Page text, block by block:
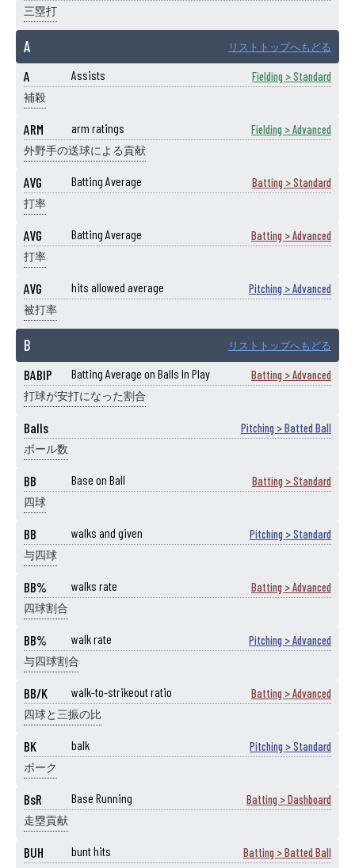
三塁打
A リストトップへもどる
A Assists Fielding > Standard
補殺
ARM arm ratings Fielding > Advanced
外野手の送球による貢献
AVG Batting Average Batting > Standard
打率
AVG Batting Average Batting > Advanced
打率
AVG hits allowed average Pitching > Advanced
被打率
B リストトップへもどる
BABIP Batting Average on Balls In Play Batting > Advanced
打球が安打になった割合
Balls Pitching > Batted Ball
ボール数
BB Base on Ball Batting > Standard
四球
BB walks and given Pitching > Standard
与四球
BB% walks rate Batting > Advanced
四球割合
BB% walk rate Pitching > Advanced
与四球割合
BB/K walk-to-strikeout ratio Batting > Advanced
四球と三振の比
BK balk Pitching > Standard
ボーク
BsR Base Running Batting > Dashboard
走塁貢献
BUH bunt hits Batting > Batted Ball